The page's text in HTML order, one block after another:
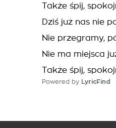
Także śpij,
Dziś już nas nie
Nie przegramy,
Nie ma miejsca
Także śpij,
Powered by LyricFind